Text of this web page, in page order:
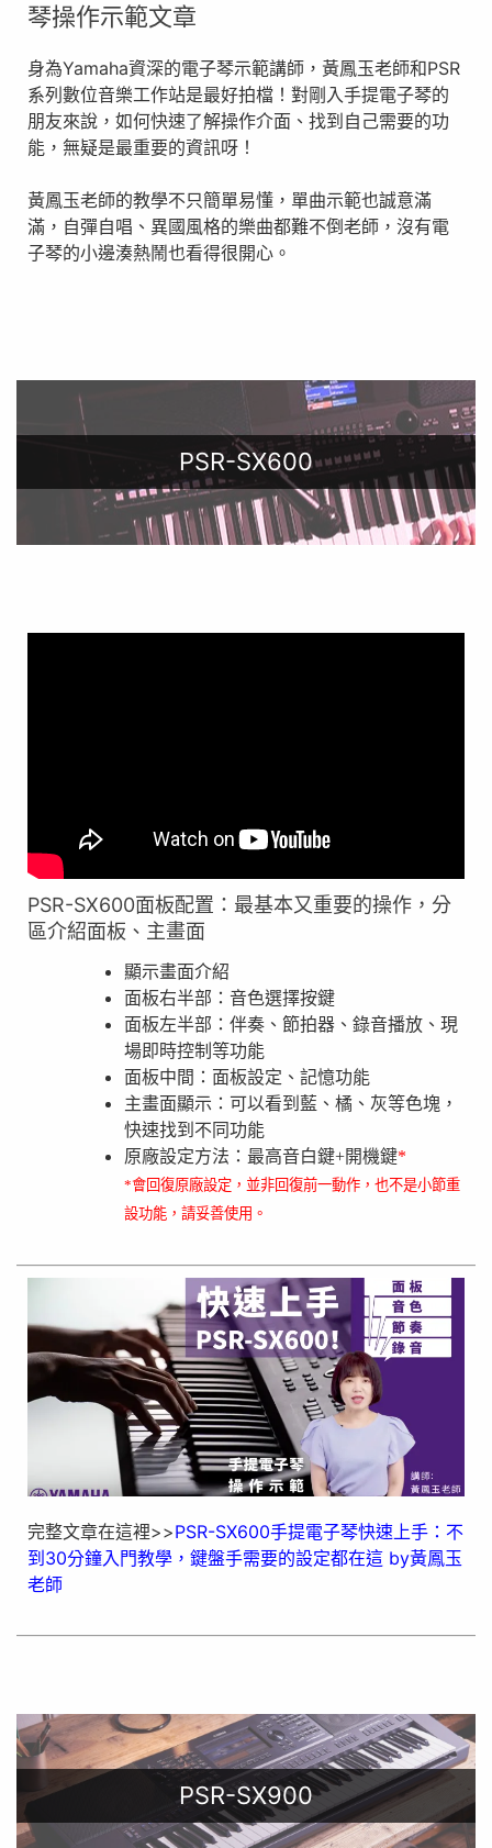
琴操作示範文章
身為Yamaha資深的電子琴示範講師，黃鳳玉老師和PSR
系列數位音樂工作站是最好拍檔！對剛入手提電子琴的
朋友來說，如何快速了解操作介面、找到自己需要的功
能，無疑是最重要的資訊呀！
黃鳳玉老師的教學不只簡單易懂，單曲示範也誠意滿
滿，自彈自唱、異國風格的樂曲都難不倒老師，沒有電
子琴的小邊湊熱鬧也看得很開心。
PSR-SX600
PSR-SX600面板配置：最基本又重要的操作，分
區介紹面板、主畫面
顯示畫面介紹
面板右半部：音色選擇按鍵
面板左半部：伴奏、節拍器、錄音播放、現
場即時控制等功能
面板中間：面板設定、記憶功能
主畫面顯示：可以看到藍、橘、灰等色塊，
快速找到不同功能
原廠設定方法： 最高音白鍵+開機鍵*
*會回復原廠設定，並非回復前一動作，也不是小節重
設功能，請妥善使用。
完整文章在這裡>>PSR-SX600手提電子琴快速上手：不
到30分鐘入門教學，鍵盤手需要的設定都在這 by黃鳳玉
老師
PSR-SX900